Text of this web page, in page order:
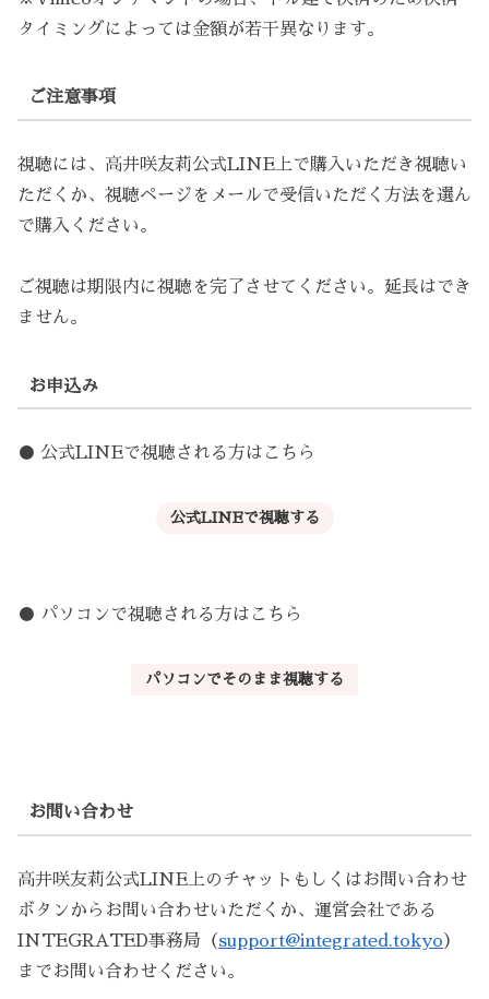
タイミングによっては金額が若干異なります。
ご注意事項
視聴には、高井咲友莉公式LINE上で購入いただき視聴い
ただくか、視聴ページをメールで受信いただく方法を選ん
で購入ください。
ご視聴は期限内に視聴を完了させてください。延長はでき
ません。
お申込み
● 公式LINEで視聴される方はこちら
公式LINEで視聴する
● パソコンで視聴される方はこちら
パソコンでそのまま視聴する
お問い合わせ
高井咲友莉公式LINE上のチャットもしくはお問い合わせ
ボタンからお問い合わせいただくか、運営会社である
INTEGRATED事務局（support@integrated.tokyo）
までお問い合わせください。